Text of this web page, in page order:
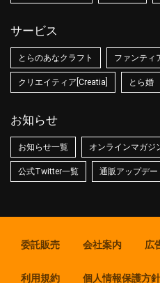
サービス
とらのあなクラフト ファンティ
クリエイティア[Creatia] とら婚
お知らせ
お知らせ一覧 オンラインマガジ
公式Twitter一覧 通販アップデー
委託販売 会社案内 広
利用規約 個人情報保護方針